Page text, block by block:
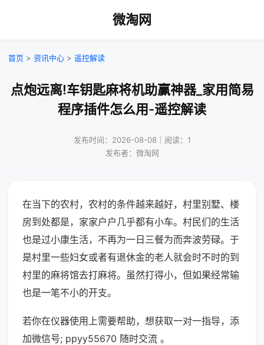
微淘网
首页 > 资讯中心 > 遥控解读
点炮远离!车钥匙麻将机助赢神器_家用简易
程序插件怎么用-遥控解读
发布时间：2026-08-08｜阅读：1
发布者：微淘网
在当下的农村，农村的条件越来越好，村里别墅、楼
房到处都是，家家户户几乎都有小车。村民们的生活
也是过小康生活，不再为一日三餐为而奔波劳碌。于
是村里一些妇女或者有退休金的老人就会时不时的到
村里的麻将馆去打麻将。虽然打得小，但如果经常输
也是一笔不小的开支。
若你在仪器使用上需要帮助，想获取一对一指导，添
加微信号; ppyy55670 随时交流 。